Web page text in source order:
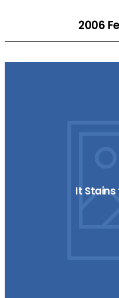
2006
It Stains